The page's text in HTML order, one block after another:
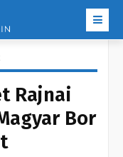
Rajnai
Bor